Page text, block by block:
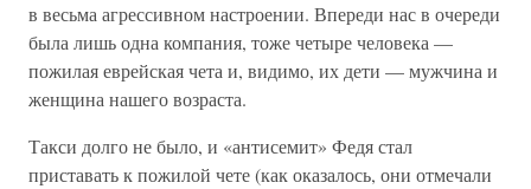
в весьма агрессивном настроении. Впереди нас в очереди
была лишь одна компания, тоже четыре человека —
пожилая еврейская чета и, видимо, их дети — мужчина и
женщина нашего возраста.
Такси долго не было, и «антисемит» Федя стал
приставать к пожилой чете (как оказалось, они отмечали